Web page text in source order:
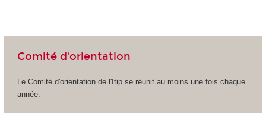
Comité d'orientation
Le Comité d'orientation de l'Itip se réunit au moins une fois chaque
année.